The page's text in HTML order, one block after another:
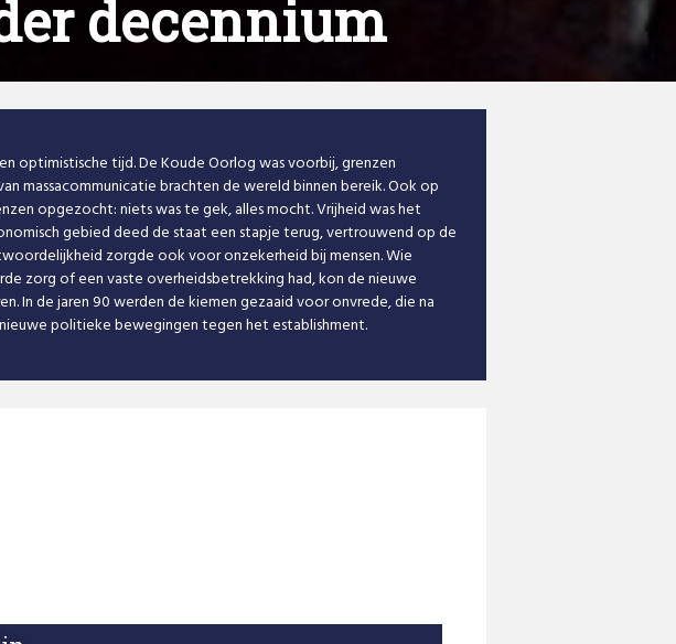
decennium
optimistische tijd. De Koude Oorlog was voorbij, grenzen
massacommunicatie brachten de wereld binnen bereik. Ook op
opgezocht: niets was te gek, alles mocht. Vrijheid was het
gebied deed de staat een stapje terug, vertrouwend op de
zorgde ook voor onzekerheid bij mensen. Wie
zorg of een vaste overheidsbetrekking had, kon de nieuwe
In de jaren 90 werden de kiemen gezaaid voor onvrede, die na
politieke bewegingen tegen het establishment.